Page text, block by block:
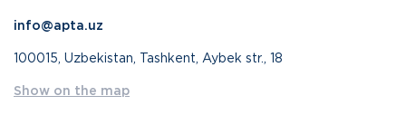
info@apta.uz
100015, Uzbekistan, Tashkent, Aybek str., 18
Show on the map